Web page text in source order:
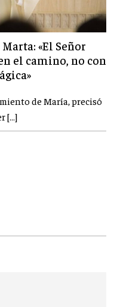
«El Señor
el camino, no con
de María, precisó
[…]